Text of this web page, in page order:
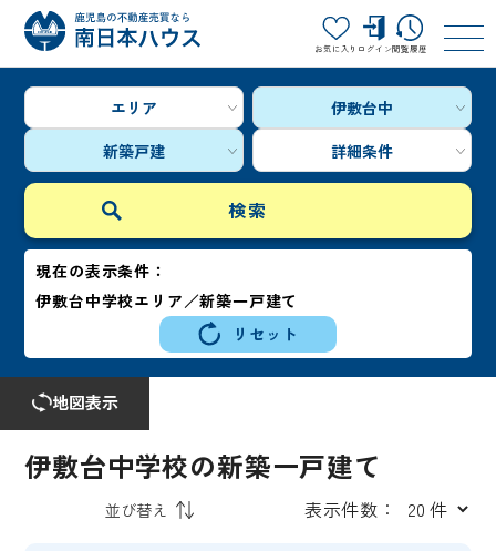
お気に入り ログイン閲覧履歴
エリア
伊敷台中
新築戸建
詳細条件
現在の表示条件：
伊敷台中学校エリア／新築一戸建て
リセット
地図表示
伊敷台中学校の新築一戸建て
表示件数：